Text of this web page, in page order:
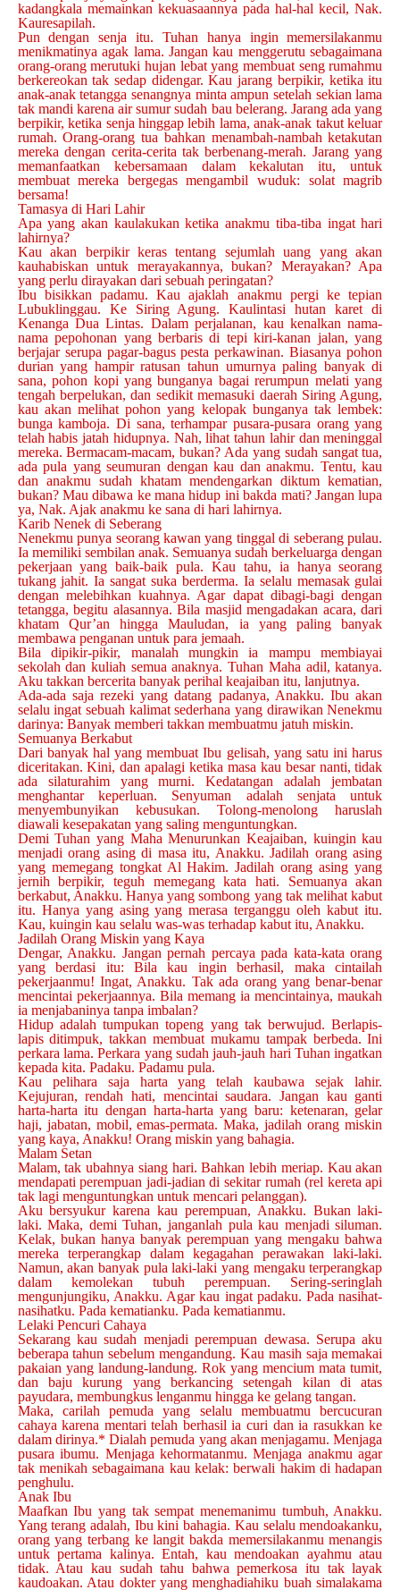
kadangkala memainkan kekuasaannya pada hal-hal kecil, Nak.
Kauresapilah.
Pun dengan senja itu. Tuhan hanya ingin memersilakanmu
menikmatinya agak lama. Jangan kau menggerutu sebagaimana
orang-orang merutuki hujan lebat yang membuat seng rumahmu
berkereokan tak sedap didengar. Kau jarang berpikir, ketika itu
anak-anak tetangga senangnya minta ampun setelah sekian lama
tak mandi karena air sumur sudah bau belerang. Jarang ada yang
berpikir, ketika senja hinggap lebih lama, anak-anak takut keluar
rumah. Orang-orang tua bahkan menambah-nambah ketakutan
mereka dengan cerita-cerita tak berbenang-merah. Jarang yang
memanfaatkan kebersamaan dalam kekalutan itu, untuk
membuat mereka bergegas mengambil wuduk: solat magrib
bersama!
Tamasya di Hari Lahir
Apa yang akan kaulakukan ketika anakmu tiba-tiba ingat hari
lahirnya?
Kau akan berpikir keras tentang sejumlah uang yang akan
kauhabiskan untuk merayakannya, bukan? Merayakan? Apa
yang perlu dirayakan dari sebuah peringatan?
Ibu bisikkan padamu. Kau ajaklah anakmu pergi ke tepian
Lubuklinggau. Ke Siring Agung. Kaulintasi hutan karet di
Kenanga Dua Lintas. Dalam perjalanan, kau kenalkan nama-
nama pepohonan yang berbaris di tepi kiri-kanan jalan, yang
berjajar serupa pagar-bagus pesta perkawinan. Biasanya pohon
durian yang hampir ratusan tahun umurnya paling banyak di
sana, pohon kopi yang bunganya bagai rerumpun melati yang
tengah berpelukan, dan sedikit memasuki daerah Siring Agung,
kau akan melihat pohon yang kelopak bunganya tak lembek:
bunga kamboja. Di sana, terhampar pusara-pusara orang yang
telah habis jatah hidupnya. Nah, lihat tahun lahir dan meninggal
mereka. Bermacam-macam, bukan? Ada yang sudah sangat tua,
ada pula yang seumuran dengan kau dan anakmu. Tentu, kau
dan anakmu sudah khatam mendengarkan diktum kematian,
bukan? Mau dibawa ke mana hidup ini bakda mati? Jangan lupa
ya, Nak. Ajak anakmu ke sana di hari lahirnya.
Karib Nenek di Seberang
Nenekmu punya seorang kawan yang tinggal di seberang pulau.
Ia memiliki sembilan anak. Semuanya sudah berkeluarga dengan
pekerjaan yang baik-baik pula. Kau tahu, ia hanya seorang
tukang jahit. Ia sangat suka berderma. Ia selalu memasak gulai
dengan melebihkan kuahnya. Agar dapat dibagi-bagi dengan
tetangga, begitu alasannya. Bila masjid mengadakan acara, dari
khatam Qur’an hingga Mauludan, ia yang paling banyak
membawa penganan untuk para jemaah.
Bila dipikir-pikir, manalah mungkin ia mampu membiayai
sekolah dan kuliah semua anaknya. Tuhan Maha adil, katanya.
Aku takkan bercerita banyak perihal keajaiban itu, lanjutnya.
Ada-ada saja rezeki yang datang padanya, Anakku. Ibu akan
selalu ingat sebuah kalimat sederhana yang dirawikan Nenekmu
darinya: Banyak memberi takkan membuatmu jatuh miskin.
Semuanya Berkabut
Dari banyak hal yang membuat Ibu gelisah, yang satu ini harus
diceritakan. Kini, dan apalagi ketika masa kau besar nanti, tidak
ada silaturahim yang murni. Kedatangan adalah jembatan
menghantar keperluan. Senyuman adalah senjata untuk
menyembunyikan kebusukan. Tolong-menolong haruslah
diawali kesepakatan yang saling menguntungkan.
Demi Tuhan yang Maha Menurunkan Keajaiban, kuingin kau
menjadi orang asing di masa itu, Anakku. Jadilah orang asing
yang memegang tongkat Al Hakim. Jadilah orang asing yang
jernih berpikir, teguh memegang kata hati. Semuanya akan
berkabut, Anakku. Hanya yang sombong yang tak melihat kabut
itu. Hanya yang asing yang merasa terganggu oleh kabut itu.
Kau, kuingin kau selalu was-was terhadap kabut itu, Anakku.
Jadilah Orang Miskin yang Kaya
Dengar, Anakku. Jangan pernah percaya pada kata-kata orang
yang berdasi itu: Bila kau ingin berhasil, maka cintailah
pekerjaanmu! Ingat, Anakku. Tak ada orang yang benar-benar
mencintai pekerjaannya. Bila memang ia mencintainya, maukah
ia menjabaninya tanpa imbalan?
Hidup adalah tumpukan topeng yang tak berwujud. Berlapis-
lapis ditimpuk, takkan membuat mukamu tampak berbeda. Ini
perkara lama. Perkara yang sudah jauh-jauh hari Tuhan ingatkan
kepada kita. Padaku. Padamu pula.
Kau pelihara saja harta yang telah kaubawa sejak lahir.
Kejujuran, rendah hati, mencintai saudara. Jangan kau ganti
harta-harta itu dengan harta-harta yang baru: ketenaran, gelar
haji, jabatan, mobil, emas-permata. Maka, jadilah orang miskin
yang kaya, Anakku! Orang miskin yang bahagia.
Malam Setan
Malam, tak ubahnya siang hari. Bahkan lebih meriap. Kau akan
mendapati perempuan jadi-jadian di sekitar rumah (rel kereta api
tak lagi menguntungkan untuk mencari pelanggan).
Aku bersyukur karena kau perempuan, Anakku. Bukan laki-
laki. Maka, demi Tuhan, janganlah pula kau menjadi siluman.
Kelak, bukan hanya banyak perempuan yang mengaku bahwa
mereka terperangkap dalam kegagahan perawakan laki-laki.
Namun, akan banyak pula laki-laki yang mengaku terperangkap
dalam kemolekan tubuh perempuan. Sering-seringlah
mengunjungiku, Anakku. Agar kau ingat padaku. Pada nasihat-
nasihatku. Pada kematianku. Pada kematianmu.
Lelaki Pencuri Cahaya
Sekarang kau sudah menjadi perempuan dewasa. Serupa aku
beberapa tahun sebelum mengandung. Kau masih saja memakai
pakaian yang landung-landung. Rok yang mencium mata tumit,
dan baju kurung yang berkancing setengah kilan di atas
payudara, membungkus lenganmu hingga ke gelang tangan.
Maka, carilah pemuda yang selalu membuatmu bercucuran
cahaya karena mentari telah berhasil ia curi dan ia rasukkan ke
dalam dirinya.* Dialah pemuda yang akan menjagamu. Menjaga
pusara ibumu. Menjaga kehormatanmu. Menjaga anakmu agar
tak menikah sebagaimana kau kelak: berwali hakim di hadapan
penghulu.
Anak Ibu
Maafkan Ibu yang tak sempat menemanimu tumbuh, Anakku.
Yang terang adalah, Ibu kini bahagia. Kau selalu mendoakanku,
orang yang terbang ke langit bakda memersilakanmu menangis
untuk pertama kalinya. Entah, kau mendoakan ayahmu atau
tidak. Atau kau sudah tahu bahwa pemerkosa itu tak layak
kaudoakan. Atau dokter yang menghadiahiku buah simalakama